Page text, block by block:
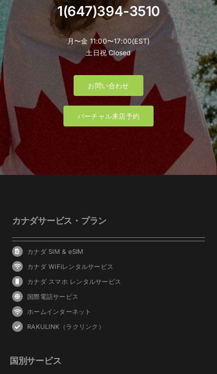
1(647)394-3510
月〜金 11:00〜17:00(EST)
土日祝 Closed
お問い合わせ
バーチャル来店予約
カナダサービス・プラン
カナダ SIM & eSIM
カナダ WiFiレンタルサービス
カナダ スマホ レンタルサービス
国際電話サービス
ホームインターネット
RAKULINK（ラクリンク）
国別サービス